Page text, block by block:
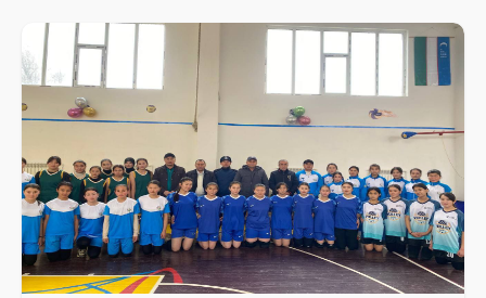
voleybol sport turiga bo‘lgan qiziqishni yanada oshirish
maqsadida tashkil etildi. Bellashuvlar davomida
ishtirokchilar jamoaviylik, chaqqonlik va sport
mahoratini namoyon etib, qizg‘in bahslarda o‘zaro